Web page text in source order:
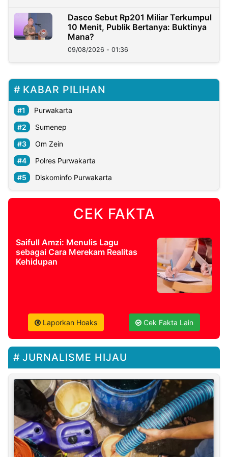
Dasco Sebut Rp201 Miliar Terkumpul
10 Menit, Publik Bertanya: Buktinya
Mana?
09/08/2026 - 01:36
KABAR PILIHAN
Purwakarta
Sumenep
Om Zein
Polres Purwakarta
Diskominfo Purwakarta
CEK FAKTA
Saifull Amzi: Menulis Lagu
sebagai Cara Merekam Realitas
Kehidupan
Laporkan Hoaks Cek Fakta Lain
JURNALISME HIJAU